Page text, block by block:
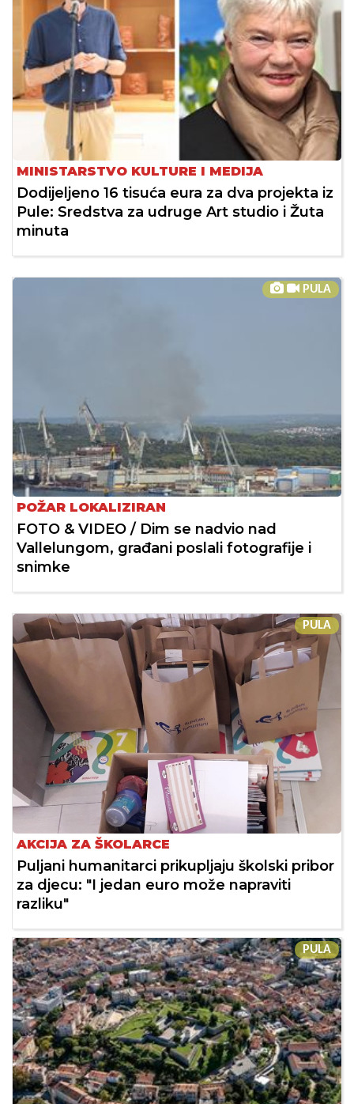
MINISTARSTVO KULTURE I MEDIJA
Dodijeljeno 16 tisuća eura za dva projekta iz
Pule: Sredstva za udruge Art studio i Žuta
minuta
PULA
POŽAR LOKALIZIRAN
FOTO & VIDEO / Dim se nadvio nad
Vallelungom, građani poslali fotografije i
snimke
PULA
AKCIJA ZA ŠKOLARCE
Puljani humanitarci prikupljaju školski pribor
za djecu: "I jedan euro može napraviti
razliku"
PULA